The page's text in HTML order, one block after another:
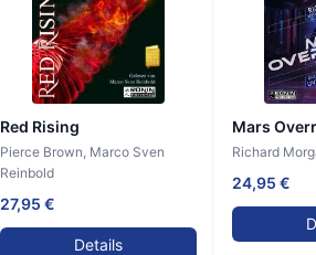
Red Rising
Pierce Brown, Marco Sven
Reinbold
27,95 €
Details
Mars
Richard
24,95 €